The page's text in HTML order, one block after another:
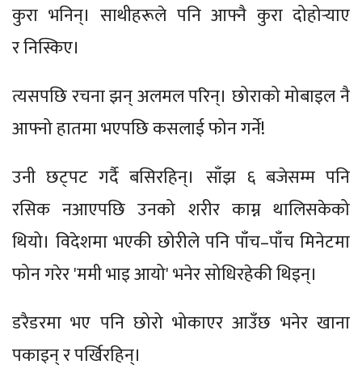
कुरा भनिन्। साथीहरूले पनि आफ्नै कुरा दोहोर्‍याए
र निस्किए।
त्यसपछि रचना झन् अलमल परिन्। छोराको मोबाइल नै
आफ्नो हातमा भएपछि कसलाई फोन गर्ने!
उनी छट्पट गर्दै बसिरहिन्। साँझ ६ बजेसम्म पनि
रसिक नआएपछि उनको शरीर काम्न थालिसकेको
थियो। विदेशमा भएकी छोरीले पनि पाँच–पाँच मिनेटमा
फोन गरेर 'ममी भाइ आयो' भनेर सोधिरहेकी थिइन्।
डरैडरमा भए पनि छोरो भोकाएर आउँछ भनेर खाना
पकाइन् र पर्खिरहिन्।